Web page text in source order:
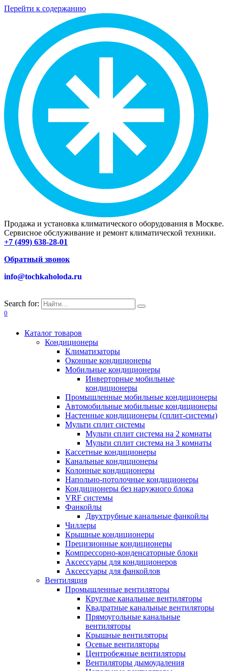
Перейти к содержанию
Продажа и установка климатического оборудования в Москве.
Сервисное обслуживание и ремонт климатической техники.
+7 (499) 638-28-01
Обратный звонок
info@tochkaholoda.ru
Search for:
0
Каталог товаров
Кондиционеры
Климатизаторы
Оконные кондиционеры
Мобильные кондиционеры
Инверторные мобильные
кондиционеры
Промышленные мобильные кондиционеры
Автомобильные мобильные кондиционеры
Настенные кондиционеры (сплит-системы)
Мульти сплит системы
Мульти сплит система на 2 комнаты
Мульти сплит система на 3 комнаты
Кассетные кондиционеры
Канальные кондиционеры
Колонные кондиционеры
Напольно-потолочные кондиционеры
Кондиционеры без наружного блока
VRF системы
Фанкойлы
Двухтрубные канальные фанкойлы
Чиллеры
Крышные кондиционеры
Прецизионные кондиционеры
Компрессорно-конденсаторные блоки
Аксессуары для кондиционеров
Аксессуары для фанкойлов
Вентиляция
Промышленные вентиляторы
Круглые канальные вентиляторы
Квадратные канальные вентиляторы
Прямоугольные канальные
вентиляторы
Крышные вентиляторы
Осевые вентиляторы
Центробежные вентиляторы
Вентиляторы дымоудаления